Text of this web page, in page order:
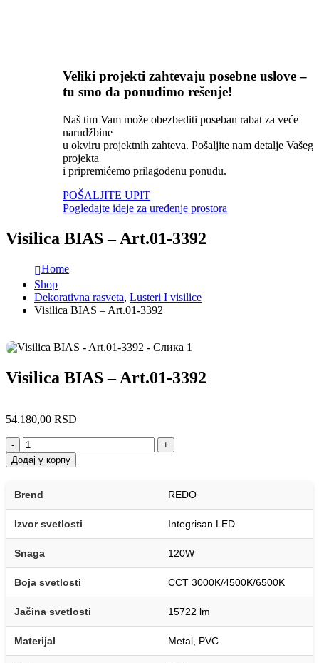
Veliki projekti zahtevaju posebne uslove –
tu smo da ponudimo rešenje!
Naš tim Vam može obezbediti poseban rabat za veće
narudžbine
u okviru projektnih zahteva. Pošaljite nam detalje Vašeg
projekta
i pripremićemo prilagođenu ponudu.
POŠALJITE UPIT
Pogledajte ideje za uređenje prostora
Visilica BIAS – Art.01-3392
Home
Shop
Dekorativna rasveta, Lusteri I visilice
Visilica BIAS – Art.01-3392
Visilica BIAS – Art.01-3392
54.180,00 RSD
-
+
Додај у корпу
Brend REDO
Izvor svetlosti Integrisan LED
Snaga 120W
Boja svetlosti CCT 3000K/4500K/6500K
Jačina svetlosti 15722 lm
Materijal Metal, PVC